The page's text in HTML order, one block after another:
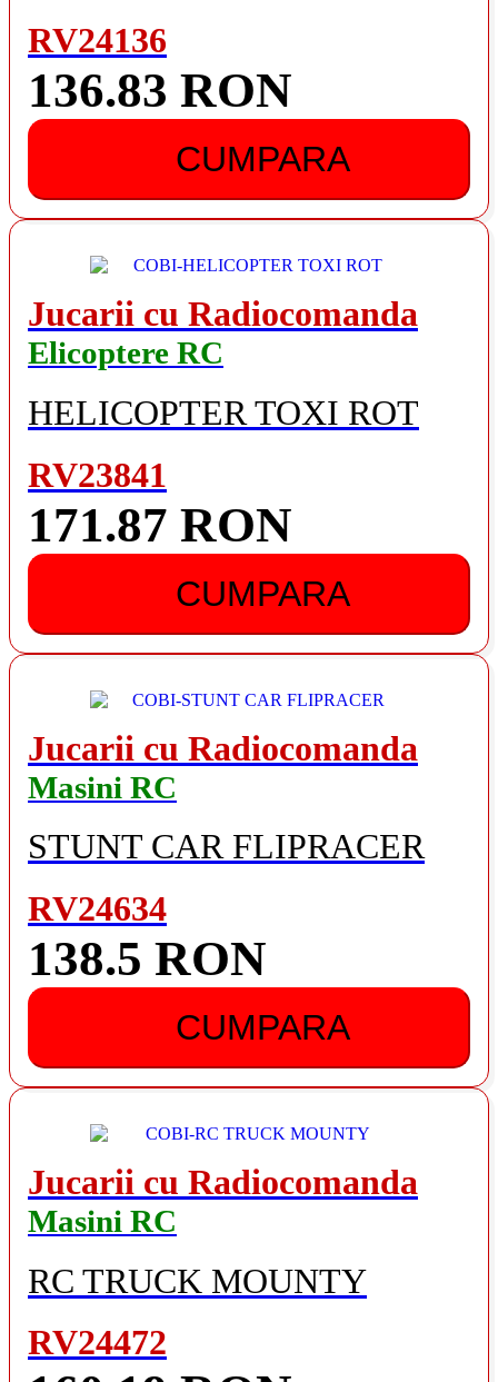
RV24136
136.83 RON
CUMPARA
Jucarii cu Radiocomanda
Elicoptere RC
HELICOPTER TOXI ROT
RV23841
171.87 RON
CUMPARA
Jucarii cu Radiocomanda
Masini RC
STUNT CAR FLIPRACER
RV24634
138.5 RON
CUMPARA
Jucarii cu Radiocomanda
Masini RC
RC TRUCK MOUNTY
RV24472